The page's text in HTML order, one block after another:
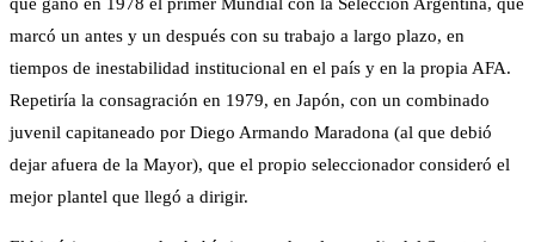
que ganó en 1978 el primer Mundial con la Selección Argentina, que
marcó un antes y un después con su trabajo a largo plazo, en
tiempos de inestabilidad institucional en el país y en la propia AFA.
Repetiría la consagración en 1979, en Japón, con un combinado
juvenil capitaneado por Diego Armando Maradona (al que debió
dejar afuera de la Mayor), que el propio seleccionador consideró el
mejor plantel que llegó a dirigir.